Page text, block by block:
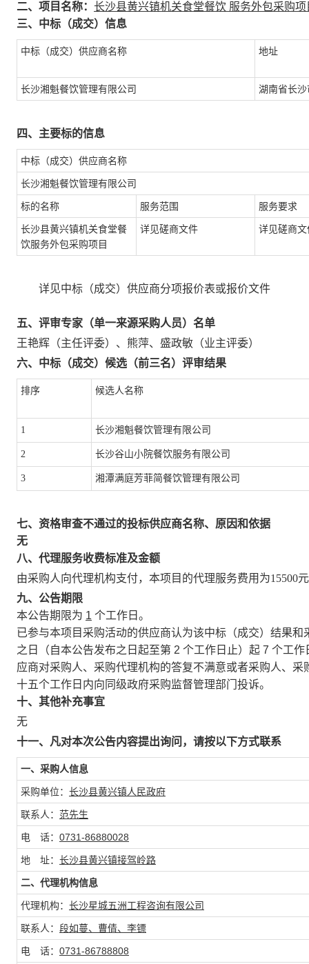
二、项目名称： 长沙县黄兴镇机关食堂餐饮 服务外包采购项
三、中标（成交）信息
中标（成交）供应商名称 地址
长沙湘魁餐饮管理有限公司 湖南省长
四、主要标的信息
中标（成交）供应商名称
长沙湘魁餐饮管理有限公司
标的名称 服务范围 服务要求
长沙县黄兴镇机关食堂餐
饮服务外包采购项目
详见磋商文件 详见磋商文
详见中标（成交）供应商分项报价表或报价文件
五、评审专家（单一来源采购人员）名单
王艳辉 （主任评委）、 熊萍、 盛政敏 （业主评委）
六、中标（成交）候选（前三名）评审结果
排序 候选人名称
1 长沙湘魁餐饮管理有限公司
2 长沙谷山小院餐饮服务有限公司
3 湘潭满庭芳菲简餐饮管理有限公司
七、资格审查不通过的投标供应商名称、原因和依据
无
八、代理服务收费标准及金额
由采购人向代理机构支付，本项目的代理服务费用为15500
九、公告期限
本公告期限为 1 个工作日。
已参与本项目采购活动的供应商认为该中标（成交）结果
之日（自本公告发布之日起至第 2 个工作日止）起 7 个工
应商对采购人、采购代理机构的答复不满意或者采购人、
十五个工作日内向同级政府采购监督管理部门投诉。
十、其他补充事宜
无
十一、凡对本次公告内容提出询问，请按以下方式联系
一、采购人信息
采购单位： 长沙县黄兴镇人民政府
联系人： 范先生
电 话： 0731-86880028
地 址： 长沙县黄兴镇接驾岭路
二、代理机构信息
代理机构： 长沙星城五洲工程咨询有限公司
联系人： 段如蔓、曹倩、李镖
电 话： 0731-86788808